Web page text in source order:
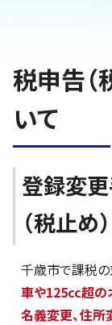
税申告（
いて
登録変
（税止め）
千歳市で課税の
車や125cc超の
名義変更、住所